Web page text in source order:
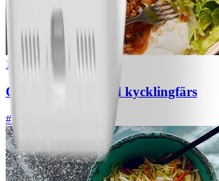
1
Chili con carne med kycklingfärs
#Lätt